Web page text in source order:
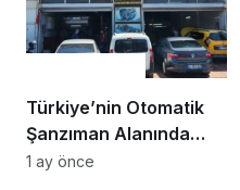
Türkiye’nin Otomatik
Şanzıman Alanında
Güçlü Markalarından
1 ay önce